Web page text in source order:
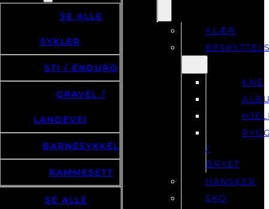
SE ALLE
SYKLER
STI / ENDURO
GRAVEL /
LANDEVEI
BARNESYKKEL
RAMMESETT
SE ALLE
KLÆR
KNE
/
BRYST
HANSKER
SKO